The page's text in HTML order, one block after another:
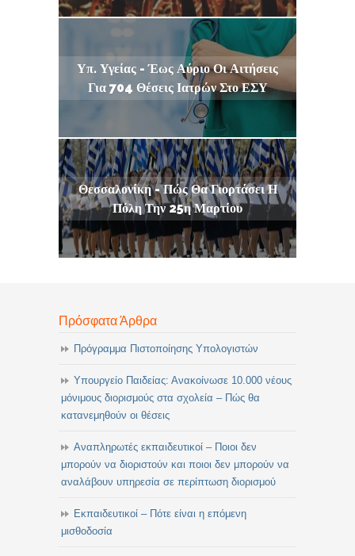
Υπ. Υγείας - Έως Αύριο Οι Αιτήσεις
Για 704 Θέσεις Ιατρών Στο ΕΣΥ
Θεσσαλονίκη - Πώς Θα Γιορτάσει Η
Πόλη Την 25η Μαρτίου
Πρόσφατα Άρθρα
Πρόγραμμα Πιστοποίησης Υπολογιστών
Υπουργείο Παιδείας: Ανακοίνωσε 10.000 νέους
μόνιμους διορισμούς στα σχολεία – Πώς θα
κατανεμηθούν οι θέσεις
Αναπληρωτές εκπαιδευτικοί – Ποιοι δεν
μπορούν να διοριστούν και ποιοι δεν μπορούν να
αναλάβουν υπηρεσία σε περίπτωση διορισμού
Εκπαιδευτικοί – Πότε είναι η επόμενη
μισθοδοσία